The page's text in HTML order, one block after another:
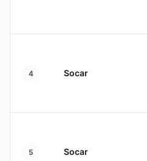
4 Socar
5 Socar